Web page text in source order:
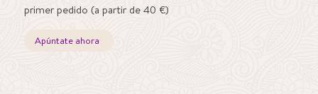
primer pedido (a partir de 40 €)
Apúntate ahora